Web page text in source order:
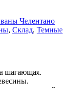
Челентано
, Склад, Темные
шагающая.